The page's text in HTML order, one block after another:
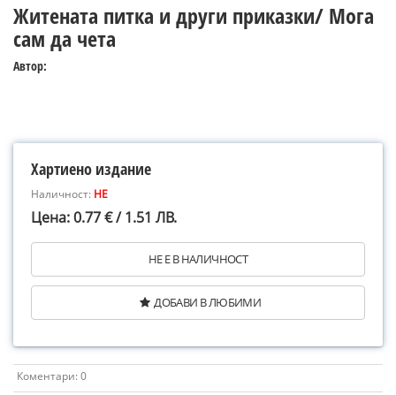
Житената питка и други приказки/ Мога
сам да чета
Автор:
Хартиено издание
Наличност: НЕ
Цена: 0.77 € / 1.51 ЛВ.
НЕ Е В НАЛИЧНОСТ
ДОБАВИ В ЛЮБИМИ
Коментари: 0